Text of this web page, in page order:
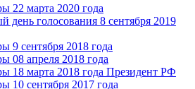
22 марта 2020 года
день голосования 8 сентября 2019
9 сентября 2018 года
08 апреля 2018 года
18 марта 2018 года Президент РФ
10 сентября 2017 года